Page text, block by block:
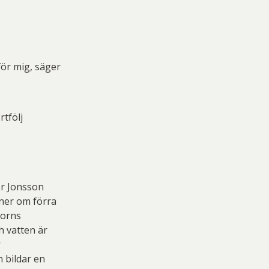
mig, säger
Jonsson
om förra
vatten är
bildar en